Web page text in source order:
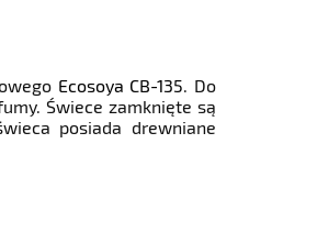
Ecosoya CB-135. Do
Świece zamknięte są
posiada drewniane